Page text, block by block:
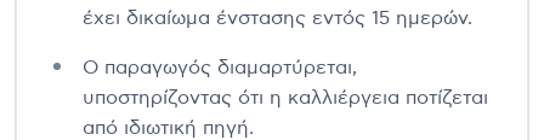
έχει δικαίωμα ένστασης εντός 15 ημερών.
Ο παραγωγός διαμαρτύρεται,
υποστηρίζοντας ότι η καλλιέργεια ποτίζεται
από ιδιωτική πηγή.